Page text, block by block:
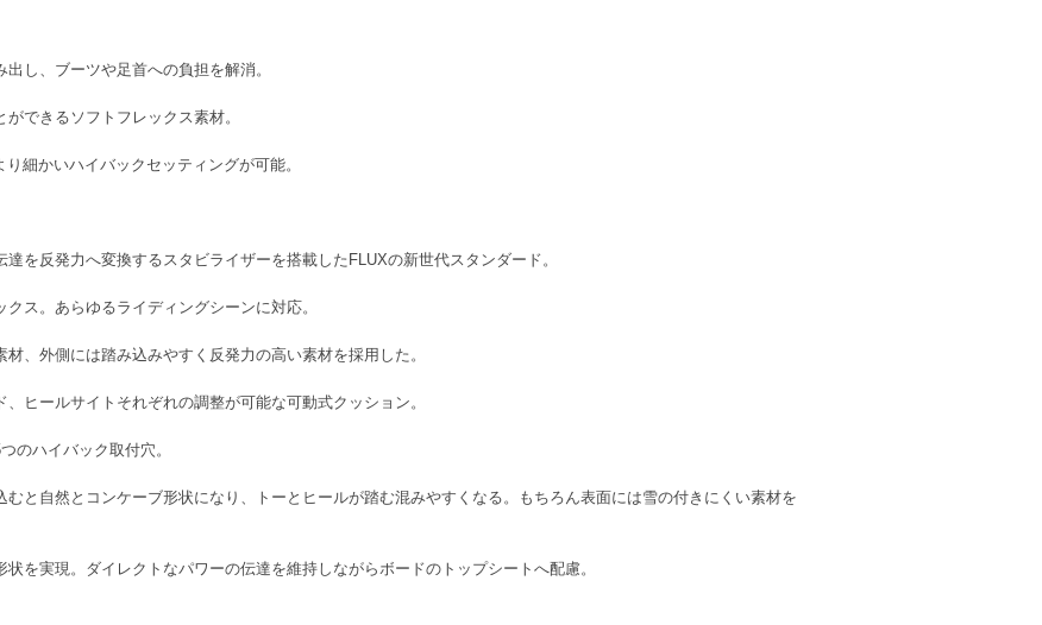
し、ブーツや足首への負担を解消。
できるソフトフレックス素材。
細かいハイバックセッティングが可能。
を反発力へ変換するスタビライザーを搭載したFLUXの新世代スタンダード。
ス。あらゆるライディングシーンに対応。
、外側には踏み込みやすく反発力の高い素材を採用した。
ヒールサイトそれぞれの調整が可能な可動式クッション。
のハイバック取付穴。
と自然とコンケーブ形状になり、トーとヒールが踏む混みやすくなる。もちろん表面には雪の付きにくい素材を
を実現。ダイレクトなパワーの伝達を維持しながらボードのトップシートへ配慮。